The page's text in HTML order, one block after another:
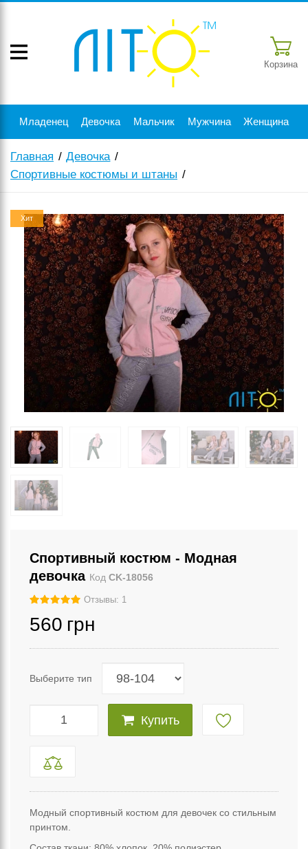
Корзина
Младенец Девочка Мальчик Мужчина Женщина
Главная
Девочка
Спортивные костюмы и штаны
Хит
Спортивный костюм - Модная
девочка Код CK-18056
Отзывы: 1
560 грн
Выберите тип
Купить
Модный спортивный костюм для девочек со стильным
принтом.